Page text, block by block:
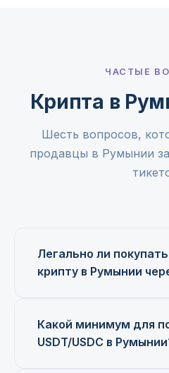
ЧАСТЫЕ
Крипта в
Шесть вопросов,
продавцы в Румынии
Легально ли
крипту в Румынии
Какой минимум для
USDT/USDC в